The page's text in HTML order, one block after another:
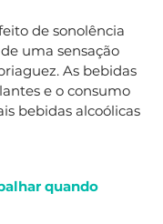
de sonolência
uma sensação
As bebidas
e o consumo
bebidas alcoólicas
quando